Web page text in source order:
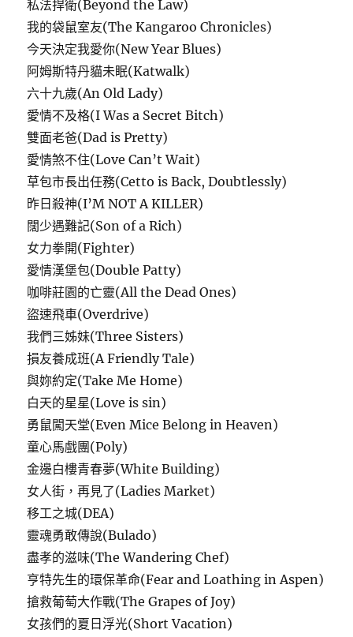
私法捍衛(Beyond the Law)
我的袋鼠室友(The Kangaroo Chronicles)
今天決定我愛你(New Year Blues)
阿姆斯特丹貓未眠(Katwalk)
六十九歲(An Old Lady)
愛情不及格(I Was a Secret Bitch)
雙面老爸(Dad is Pretty)
愛情煞不住(Love Can’t Wait)
草包市長出任務(Cetto is Back, Doubtlessly)
昨日殺神(I’M NOT A KILLER)
闊少遇難記(Son of a Rich)
女力拳開(Fighter)
愛情漢堡包(Double Patty)
咖啡莊園的亡靈(All the Dead Ones)
盜速飛車(Overdrive)
我們三姊妹(Three Sisters)
損友養成班(A Friendly Tale)
與妳約定(Take Me Home)
白天的星星(Love is sin)
勇鼠闖天堂(Even Mice Belong in Heaven)
童心馬戲團(Poly)
金邊白樓青春夢(White Building)
女人街，再見了(Ladies Market)
移工之城(DEA)
靈魂勇敢傳說(Bulado)
盡孝的滋味(The Wandering Chef)
亨特先生的環保革命(Fear and Loathing in Aspen)
搶救葡萄大作戰(The Grapes of Joy)
女孩們的夏日浮光(Short Vacation)